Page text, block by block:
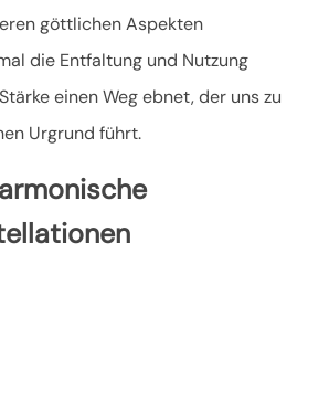
göttlichen Aspekten
die Entfaltung und Nutzung
einen Weg ebnet, der uns zu
Urgrund führt.